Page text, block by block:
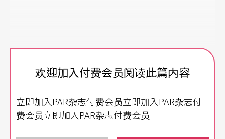
欢迎加入付费会员阅读此篇内容
立即加入PAR杂志付费会员立即加入PAR杂志付
费会员立即加入PAR杂志付费会员